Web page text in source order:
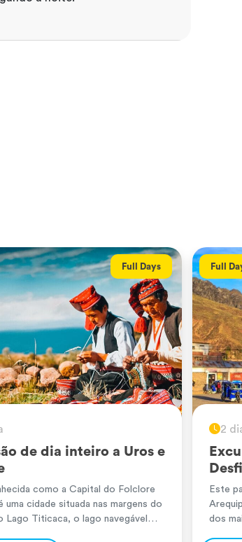
Full Days
de dia inteiro a Uros e
como a Capital do Folclore
uma cidade situada nas margens do
Lago Titicaca, o lago navegável
Full
2
Este
dos